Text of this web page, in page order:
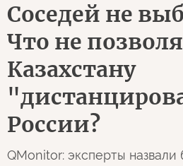
Соседей не
Что не
Казахстану
России?
QMonitor: эксперты